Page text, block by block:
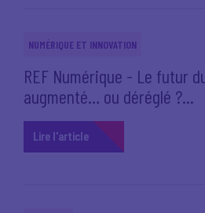
NUMÉRIQUE ET INNOVATION
REF Numérique - Le futur
augmenté… ou déréglé ?...
Lire l'article